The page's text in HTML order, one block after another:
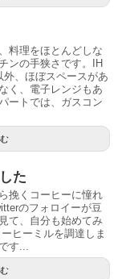
料理をほとんどしな
ンの手狭さです。IH
外、ほぼスペースがあ
く、電子レンジもあ
ートでは、ガスコン
た
挽くコーヒーに憧れ
のフォロイーが豆
て、自分も始めてみ
ヒーミルを調達しま
す...